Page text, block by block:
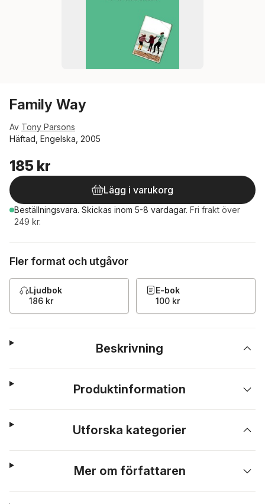
Family Way
Av Tony Parsons
Häftad, Engelska, 2005
185 kr
Lägg i varukorg
Beställningsvara. Skickas inom 5-8 vardagar. Fri frakt över
249 kr.
Fler format och utgåvor
Ljudbok
186 kr
E-bok
100 kr
Beskrivning
Produktinformation
Utforska kategorier
Mer om författaren